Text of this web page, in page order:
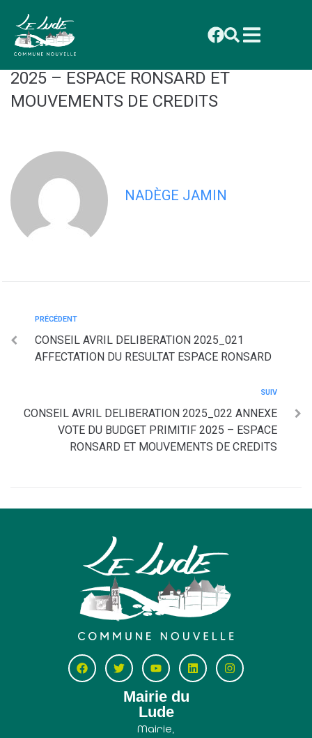
principal
CONSEIL AVRIL DELIBERATION
2025_022 VOTE DU BUDGET PRIMITIF
2025 – ESPACE RONSARD ET
MOUVEMENTS DE CREDITS
NADÈGE JAMIN
PRÉCÉDENT
CONSEIL AVRIL DELIBERATION 2025_021
AFFECTATION DU RESULTAT ESPACE RONSARD
SUIV
CONSEIL AVRIL DELIBERATION 2025_022 ANNEXE
VOTE DU BUDGET PRIMITIF 2025 – ESPACE
RONSARD ET MOUVEMENTS DE CREDITS
Mairie du
Lude
Mairie,